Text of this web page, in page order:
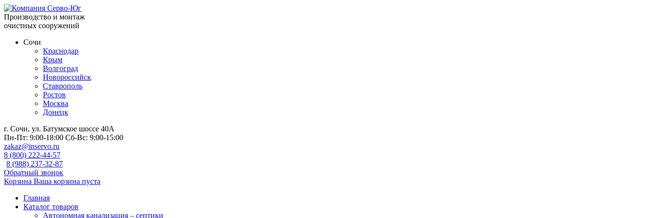
Производство и монтаж
очистных сооружений
Сочи
Краснодар
Крым
Волгоград
Новороссийск
Ставрополь
Ростов
Москва
Донецк
г. Сочи, ул. Батумское шоссе 40А
Пн-Пт: 9:00-18:00 Сб-Вс: 9:00-15:00
zakaz@inservo.ru
8 (800) 222-44-57
8 (988) 237-32-87
Обратный звонок
Корзина Ваша корзина пуста
Главная
Каталог товаров
Автономная канализация – септики